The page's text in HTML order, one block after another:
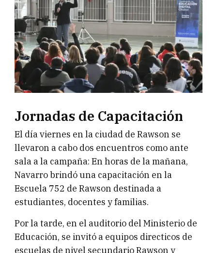
Jornadas de Capacitación
El día viernes en la ciudad de Rawson se
llevaron a cabo dos encuentros como ante
sala a la campaña: En horas de la mañana,
Navarro brindó una capacitación en la
Escuela 752 de Rawson destinada a
estudiantes, docentes y familias.
Por la tarde, en el auditorio del Ministerio de
Educación, se invitó a equipos directicos de
escuelas de nivel secundario Rawson y